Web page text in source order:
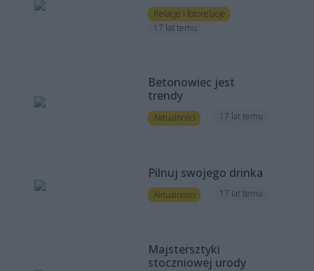
Relacje i fotorelacje
17 lat temu
Betonowiec jest
trendy
Aktualności 17 lat temu
Pilnuj swojego drinka
Aktualności 17 lat temu
Majstersztyki
stoczniowej urody